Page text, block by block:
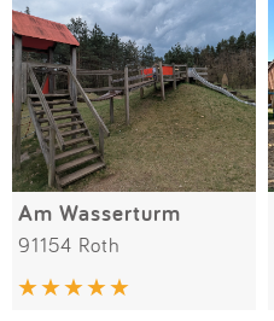
Am Wasserturm
91154 Roth